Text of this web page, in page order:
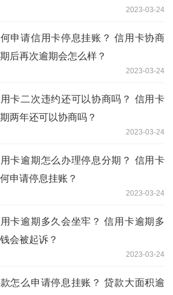
2023-03-24
申请信用卡停息挂账？ 信用卡协商
后再次逾期会怎么样？
2023-03-24
卡二次违约还可以协商吗？ 信用卡
两年还可以协商吗？
2023-03-24
卡逾期怎么办理停息分期？ 信用卡
申请停息挂账？
2023-03-24
卡逾期多久会坐牢？ 信用卡逾期多
会被起诉？
2023-03-24
怎么申请停息挂账？ 贷款大面积逾